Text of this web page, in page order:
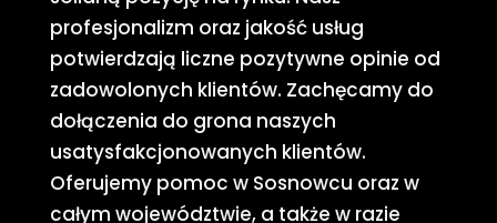
profesjonalizm oraz jakość usług
potwierdzają liczne pozytywne opinie od
zadowolonych klientów. Zachęcamy do
dołączenia do grona naszych
usatysfakcjonowanych klientów.
Oferujemy pomoc w Sosnowcu oraz w
całym województwie, a także w razie